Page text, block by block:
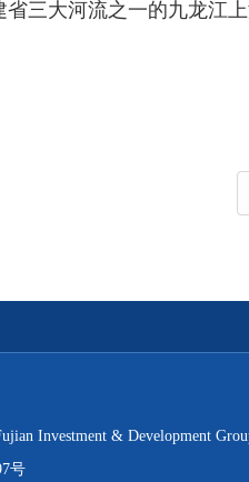
三大河流之一的九龙江
Investment & Development
号